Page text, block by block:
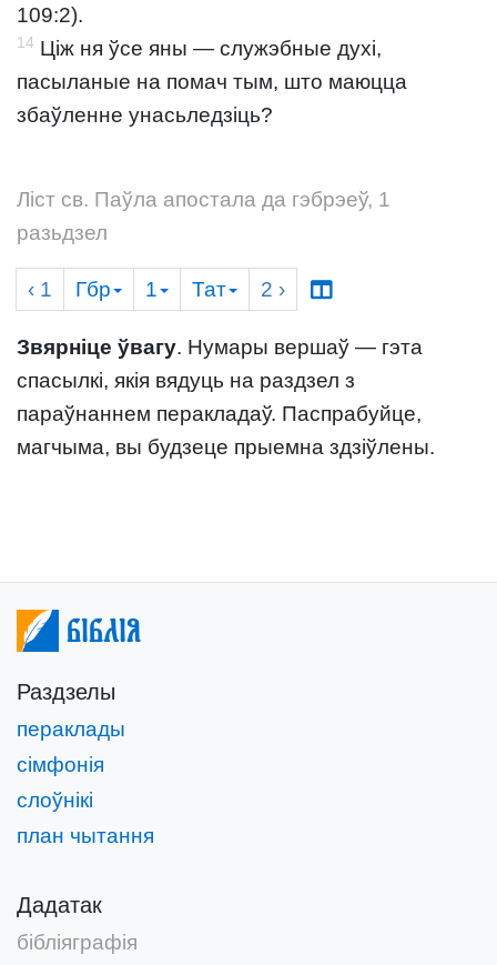
109:2).
14 Ціж ня ўсе яны — служэбные духі,
пасыланые на помач тым, што маюцца
збаўленне унасьледзіць?
Ліст св. Паўла апостала да гэбрэеў, 1
разьдзел
‹ 1 Гбр 1 Тат 2 ›
Звярніце ўвагу. Нумары вершаў — гэта
спасылкі, якія вядуць на раздзел з
параўнаннем перакладаў. Паспрабуйце,
магчыма, вы будзеце прыемна здзіўлены.
Біблія
Раздзелы
пераклады
сімфонія
слоўнікі
план чытання
Дадатак
бібліяграфія